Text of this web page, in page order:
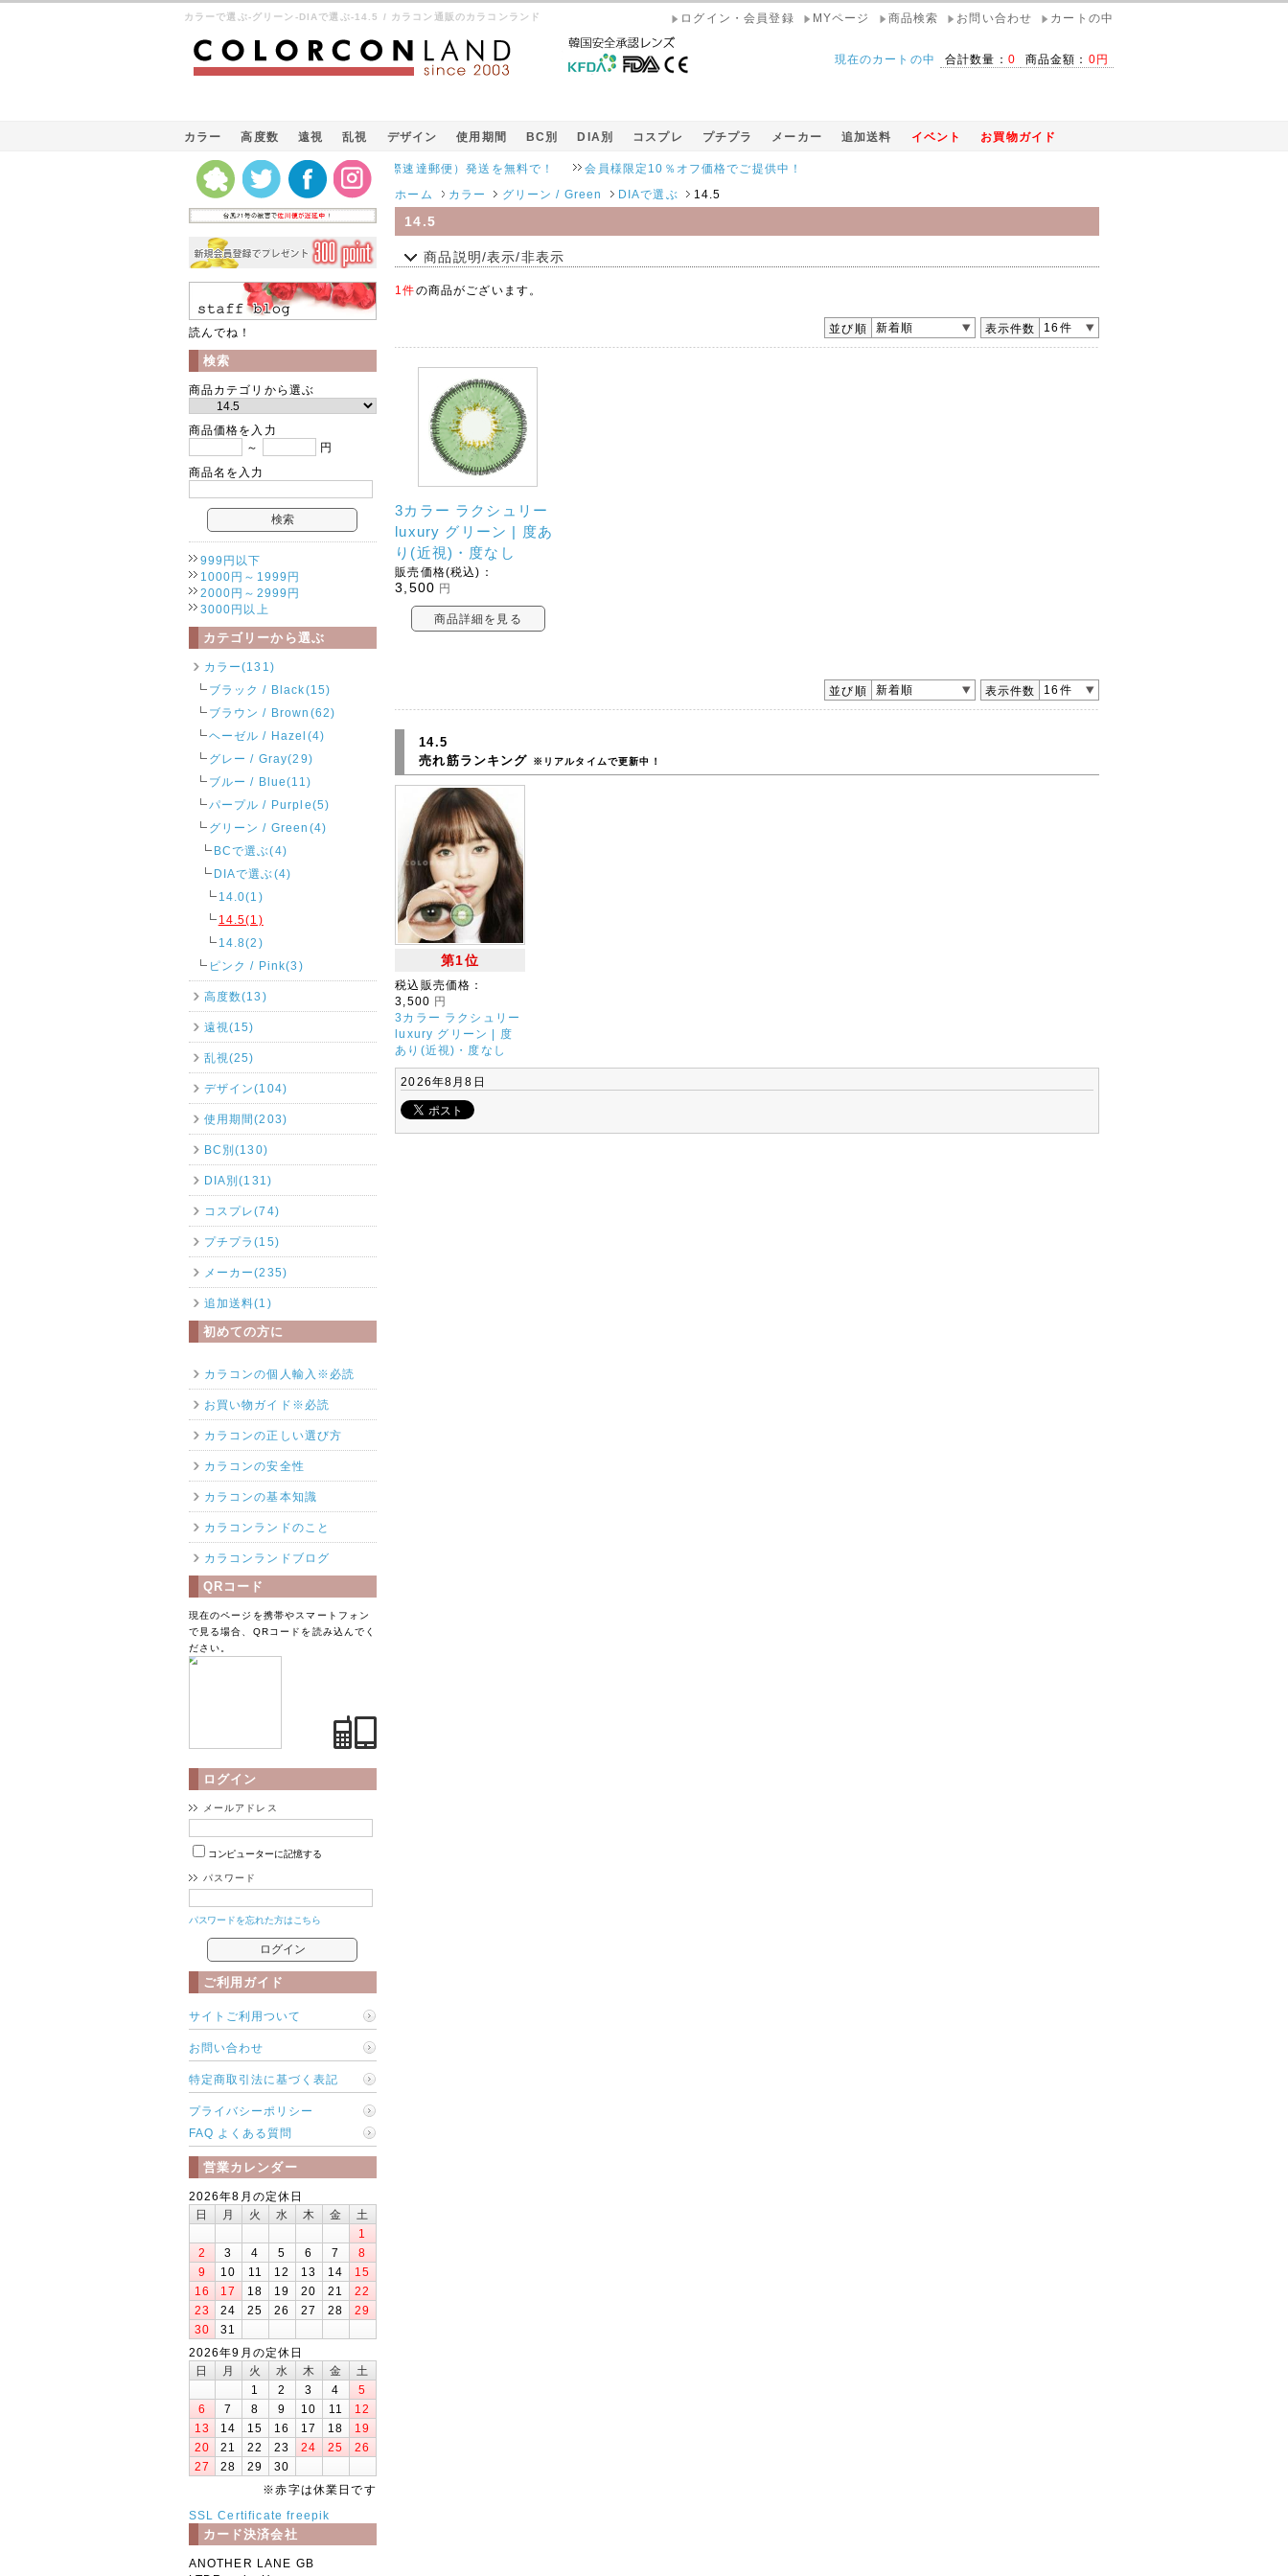
カラーで選ぶ-グリーン-DIAで選ぶ-14.5 / カラコン通販のカラコンランド ログイン・会員登録 MYページ 商品検索 お問い合わせ カートの中
現在のカートの中 合計数量： 0 商品金額： 0円
カラー 高度数 遠視 乱視 デザイン 使用期間 BC別 DIA別 コスプレ プチプラ メーカー 追加送料 イベント お買物ガイド
Kパケット（韓国の国際速達郵便）発送を無料で！ 会員様限定10％オフ価格でご提供中！
ホーム カラー グリーン / Green DIAで選ぶ 14.5
14.5
商品説明/表示/非表示
1件の商品がございます。
並び順 新着順 表示件数 16件
3カラー ラクシュリー
luxury グリーン | 度あ
り(近視)・度なし
販売価格(税込)：
3,500 円
商品詳細を見る
並び順 新着順 表示件数 16件
14.5
売れ筋ランキング
※リアルタイムで更新中！
第1位
税込販売価格：
3,500 円
3カラー ラクシュリー
luxury グリーン | 度
あり(近視)・度なし
2026年8月8日
読んでね！
検索
商品カテゴリから選ぶ
商品価格を入力
～
円
商品名を入力
999円以下
1000円～1999円
2000円～2999円
3000円以上
カテゴリーから選ぶ
カラー(131)
ブラック / Black(15)
ブラウン / Brown(62)
ヘーゼル / Hazel(4)
グレー / Gray(29)
ブルー / Blue(11)
パープル / Purple(5)
グリーン / Green(4)
BCで選ぶ(4)
DIAで選ぶ(4)
14.0(1)
14.5(1)
14.8(2)
ピンク / Pink(3)
高度数(13)
遠視(15)
乱視(25)
デザイン(104)
使用期間(203)
BC別(130)
DIA別(131)
コスプレ(74)
プチプラ(15)
メーカー(235)
追加送料(1)
初めての方に
カラコンの個人輸入※必読
お買い物ガイド※必読
カラコンの正しい選び方
カラコンの安全性
カラコンの基本知識
カラコンランドのこと
カラコンランドブログ
QRコード
現在のページを携帯やスマートフォン
で見る場合、QRコードを読み込んでく
ださい。
ログイン
メールアドレス
コンピューターに記憶する
パスワード
パスワードを忘れた方はこちら
ご利用ガイド
サイトご利用ついて
お問い合わせ
特定商取引法に基づく表記
プライバシーポリシー
FAQ よくある質問
営業カレンダー
2026年8月の定休日
日
月 火 水 木 金
土
1
2
3 4 5 6 7
8
9
10 11 12 13 14
15
16
17 18 19 20 21
22
23
24 25 26 27 28
29
30
31
2026年9月の定休日
日
月 火 水 木 金
土
1
2 3 4
5
6
7 8 9 10 11
12
13
14 15 16 17 18
19
20
21 22 23 24 25
26
27
28 29
30
※赤字は休業日です
SSL Certificate freepik
カード決済会社
ANOTHER LANE GB